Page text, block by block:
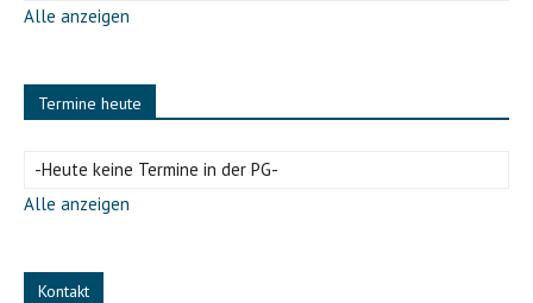
Alle anzeigen
Termine heute
-Heute keine Termine in der PG-
Alle anzeigen
Kontakt